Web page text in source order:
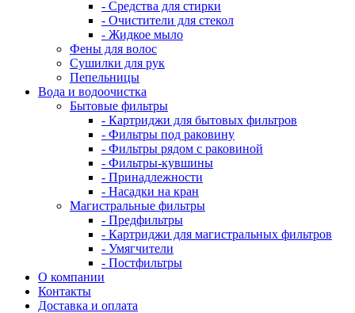
- Средства для стирки
- Очистители для стекол
- Жидкое мыло
Фены для волос
Сушилки для рук
Пепельницы
Вода и водоочистка
Бытовые фильтры
- Картриджи для бытовых фильтров
- Фильтры под раковину
- Фильтры рядом с раковиной
- Фильтры-кувшины
- Принадлежности
- Насадки на кран
Магистральные фильтры
- Предфильтры
- Картриджи для магистральных фильтров
- Умягчители
- Постфильтры
О компании
Контакты
Доставка и оплата